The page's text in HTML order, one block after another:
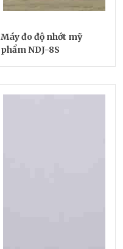
Máy đo độ nhớt mỹ
phẩm NDJ-8S